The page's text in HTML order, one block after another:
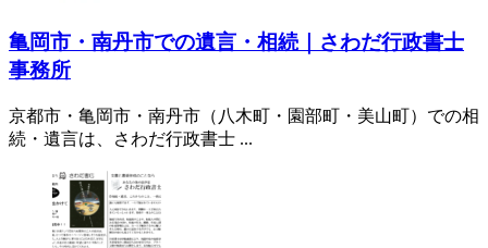
亀岡市・南丹市での遺言・相続｜さわだ行政書士
事務所
京都市・亀岡市・南丹市（八木町・園部町・美山町）での相
続・遺言は、さわだ行政書士 ...